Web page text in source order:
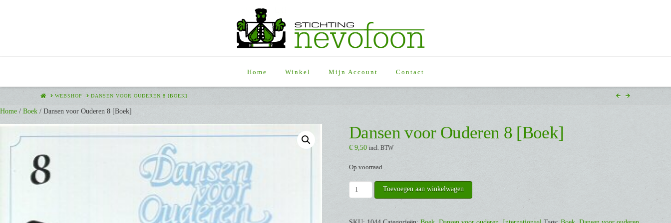
Home Winkel Mijn Account Contact
HOMEWEBSHOP DANSEN VOOR OUDEREN 8 [BOEK]
Home / Boek / Dansen voor Ouderen 8 [Boek]
Dansen voor Ouderen 8 [Boek]
€9,50 incl. BTW
Op voorraad
Dansen
voor
8
Toevoegen aan winkelwagen